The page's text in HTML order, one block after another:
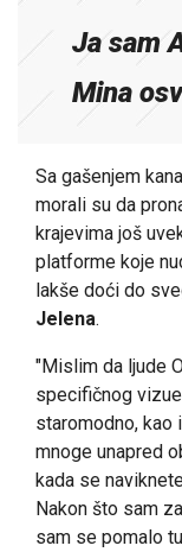
Ja sam
Mina
Sa gašenjem
morali su da
krajevima još
platforme koje
lakše doći do
Jelena.
"Mislim da ljude
specifičnog
staromodno, kao
mnoge unapred
kada se
Nakon što sam
sam se pomalo